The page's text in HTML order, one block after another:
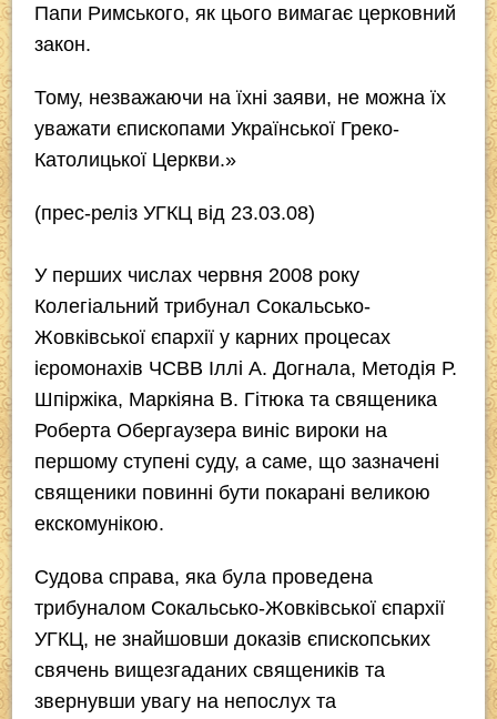
Папи Римського, як цього вимагає церковний
закон.
Тому, незважаючи на їхні заяви, не можна їх
уважати єпископами Української Греко-
Католицької Церкви.»
(прес-реліз УГКЦ від 23.03.08)
У перших числах червня 2008 року
Колегіальний трибунал Сокальсько-
Жовківської єпархії у карних процесах
ієромонахів ЧСВВ Іллі А. Догнала, Методія Р.
Шпіржіка, Маркіяна В. Гітюка та священика
Роберта Обергаузера виніс вироки на
першому ступені суду, а саме, що зазначені
священики повинні бути покарані великою
екскомунікою.
Судова справа, яка була проведена
трибуналом Сокальсько-Жовківської єпархії
УГКЦ, не знайшовши доказів єпископських
свячень вищезгаданих священиків та
звернувши увагу на непослух та